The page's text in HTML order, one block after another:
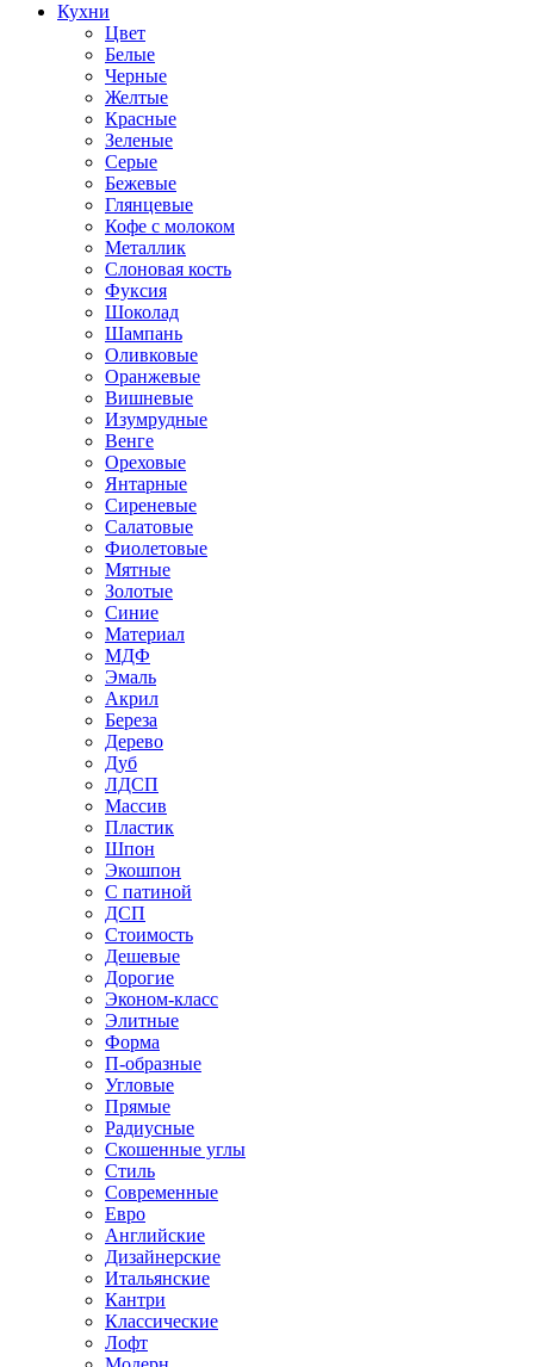
Кухни
Цвет
Белые
Черные
Желтые
Красные
Зеленые
Серые
Бежевые
Глянцевые
Кофе с молоком
Металлик
Слоновая кость
Фуксия
Шоколад
Шампань
Оливковые
Оранжевые
Вишневые
Изумрудные
Венге
Ореховые
Янтарные
Сиреневые
Салатовые
Фиолетовые
Мятные
Золотые
Синие
Материал
МДФ
Эмаль
Акрил
Береза
Дерево
Дуб
ЛДСП
Массив
Пластик
Шпон
Экошпон
С патиной
ДСП
Стоимость
Дешевые
Дорогие
Эконом-класс
Элитные
Форма
П-образные
Угловые
Прямые
Радиусные
Скошенные углы
Стиль
Современные
Евро
Английские
Дизайнерские
Итальянские
Кантри
Классические
Лофт